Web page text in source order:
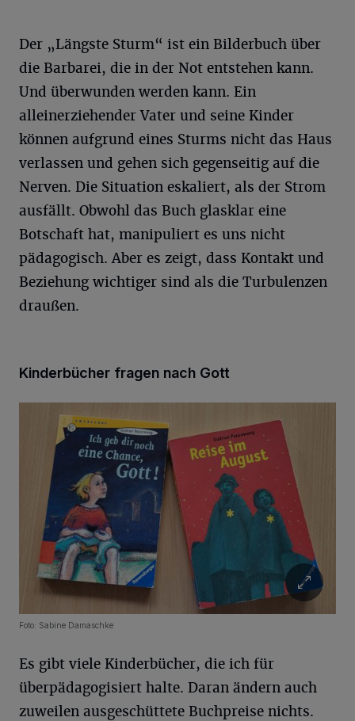
Der „Längste Sturm“ ist ein Bilderbuch über
die Barbarei, die in der Not entstehen kann.
Und überwunden werden kann. Ein
alleinerziehender Vater und seine Kinder
können aufgrund eines Sturms nicht das Haus
verlassen und gehen sich gegenseitig auf die
Nerven. Die Situation eskaliert, als der Strom
ausfällt. Obwohl das Buch glasklar eine
Botschaft hat, manipuliert es uns nicht
pädagogisch. Aber es zeigt, dass Kontakt und
Beziehung wichtiger sind als die Turbulenzen
draußen.
Kinderbücher fragen nach Gott
Foto: Sabine Damaschke
Es gibt viele Kinderbücher, die ich für
überpädagogisiert halte. Daran ändern auch
zuweilen ausgeschüttete Buchpreise nichts.